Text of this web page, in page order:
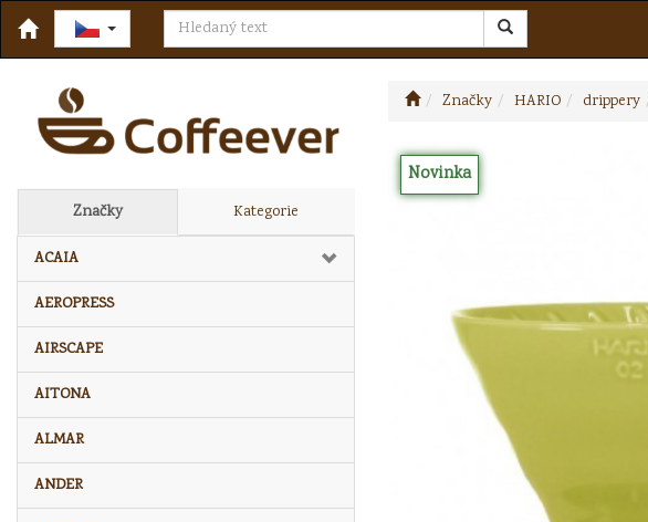
Značky Kategorie
ACAIA
AEROPRESS
AIRSCAPE
AITONA
ALMAR
ANDER
Značky HARIO drippery
Novinka